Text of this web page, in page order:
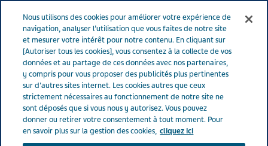
Menu
France Nos Produits Product catalog
Liste de nos médicaments
Nous utilisons des cookies pour améliorer votre expérience de
navigation, analyser l’utilisation que vous faites de notre site
et mesurer votre intérêt pour notre contenu. En cliquant sur
[Autoriser tous les cookies], vous consentez à la collecte de vos
données et au partage de ces données avec nos partenaires,
y compris pour vous proposer des publicités plus pertinentes
sur d'autres sites internet. Les cookies autres que ceux
strictement nécessaires au fonctionnement de notre site ne
sont déposés que si vous nous y autorisez. Vous pouvez
donner ou retirer votre consentement à tout moment. Pour
en savoir plus sur la gestion des cookies, cliquez ici